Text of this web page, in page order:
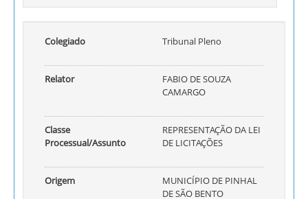
Colegiado Tribunal Pleno
Relator
FABIO DE SOUZA
CAMARGO
Classe
Processual/Assunto
REPRESENTAÇÃO DA LEI
DE LICITAÇÕES
Origem
MUNICÍPIO DE PINHAL
DE SÃO BENTO